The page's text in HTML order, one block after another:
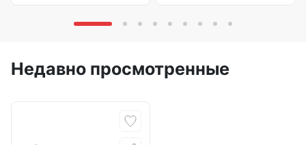
Недавно просмотренные